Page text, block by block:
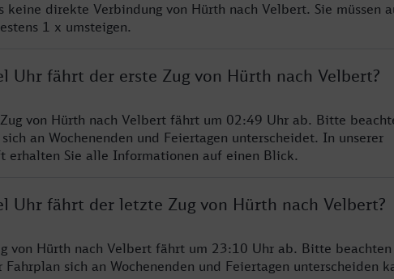
keine direkte Verbindung von Hürth nach Velbert. Sie müssen
1 x umsteigen.
Uhr fährt der erste Zug von Hürth nach Velbert?
von Hürth nach Velbert fährt um 02:49 Uhr ab. Bitte
an Wochenenden und Feiertagen unterscheidet. In unserer
erhalten Sie alle Informationen auf einen Blick.
Uhr fährt der letzte Zug von Hürth nach Velbert?
von Hürth nach Velbert fährt um 23:10 Uhr ab. Bitte beachten
Fahrplan sich an Wochenenden und Feiertagen unterscheiden